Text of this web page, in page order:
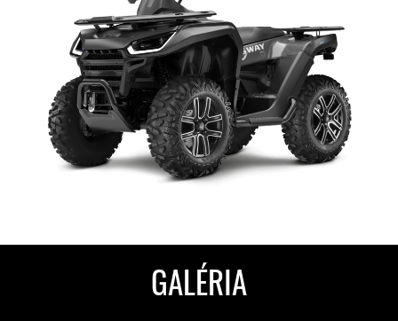
GALÉRIA